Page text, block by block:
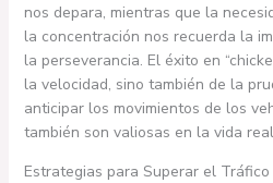
nos depara, mientras que la
la concentración nos recuerda la
la perseverancia. El éxito en
la velocidad, sino también de la
anticipar los movimientos de los
también son valiosas en la vida
Estrategias para Superar el